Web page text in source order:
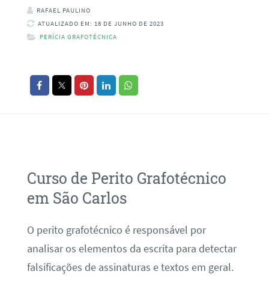
RAFAEL PAULINO
ATUALIZADO EM: 18 DE JUNHO DE 2023
PERÍCIA GRAFOTÉCNICA
Curso de Perito Grafotécnico
em São Carlos
O perito grafotécnico é responsável por
analisar os elementos da escrita para detectar
falsificações de assinaturas e textos em geral.